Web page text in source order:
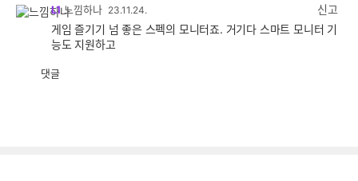
L1 느낌하나 23.11.24.
신고
게임 즐기기 넘 좋은 스펙의 모니터죠. 거기다 스마트 모니터 기
능도 지원하고
댓글